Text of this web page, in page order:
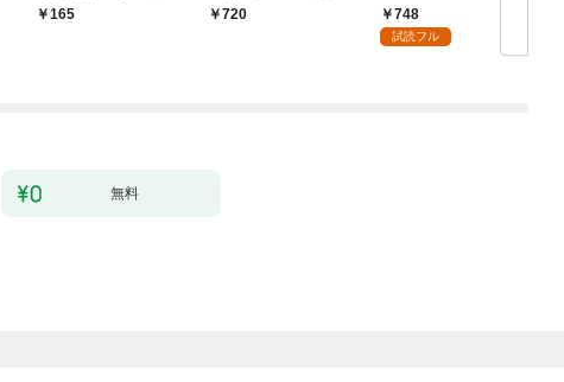
ク） １話【フルカラ
165
無双 ～買ったモノを
720
748
試読フル
無料